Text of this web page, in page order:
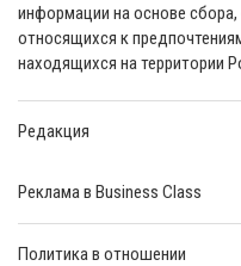
информации на основе сбора,
относящихся к
находящихся на территории
Редакция
Реклама в Business Class
Политика в отношении